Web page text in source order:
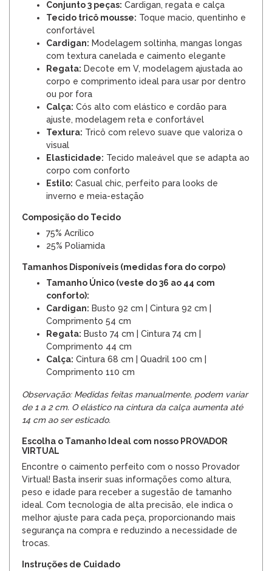
Conjunto 3 peças: Cardigan, regata e calça
Tecido tricô mousse: Toque macio, quentinho e
confortável
Cardigan: Modelagem soltinha, mangas longas
com textura canelada e caimento elegante
Regata: Decote em V, modelagem ajustada ao
corpo e comprimento ideal para usar por dentro
ou por fora
Calça: Cós alto com elástico e cordão para
ajuste, modelagem reta e confortável
Textura: Tricô com relevo suave que valoriza o
visual
Elasticidade: Tecido maleável que se adapta ao
corpo com conforto
Estilo: Casual chic, perfeito para looks de
inverno e meia-estação
Composição do Tecido
75% Acrílico
25% Poliamida
Tamanhos Disponíveis (medidas fora do corpo)
Tamanho Único (veste do 36 ao 44 com
conforto):
Cardigan: Busto 92 cm | Cintura 92 cm |
Comprimento 54 cm
Regata: Busto 74 cm | Cintura 74 cm |
Comprimento 44 cm
Calça: Cintura 68 cm | Quadril 100 cm |
Comprimento 110 cm
Observação: Medidas feitas manualmente, podem variar
de 1 a 2 cm. O elástico na cintura da calça aumenta até
14 cm ao ser esticado.
Escolha o Tamanho Ideal com nosso PROVADOR
VIRTUAL
Encontre o caimento perfeito com o nosso Provador
Virtual! Basta inserir suas informações como altura,
peso e idade para receber a sugestão de tamanho
ideal. Com tecnologia de alta precisão, ele indica o
melhor ajuste para cada peça, proporcionando mais
segurança na compra e reduzindo a necessidade de
trocas.
Instruções de Cuidado